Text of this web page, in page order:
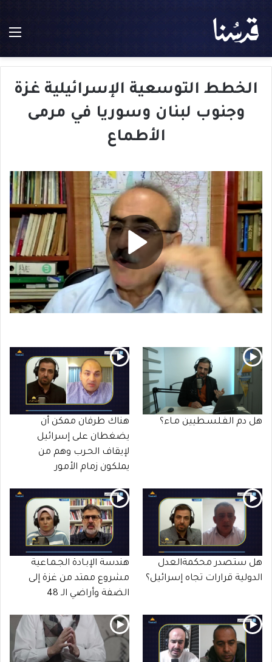
الخطط التوسعية الإسرائيلية غزة
وجنوب لبنان وسوريا في مرمى
الأطماع
هل دم الفـلسـطيين مـاء؟
هناك طرفان ممكن أن
يضغطان على إسرائيل
لإيقاف الحـرب وهم من
يملكون زمام الأمور
هل ستصدر محكمةالعدل
الدولية قرارات تجاه إسرائيل؟
هندسة الإبـادة الجـمـاعية
مشروع ممتد من غزة إلى
الضفة وأراضي الـ 48